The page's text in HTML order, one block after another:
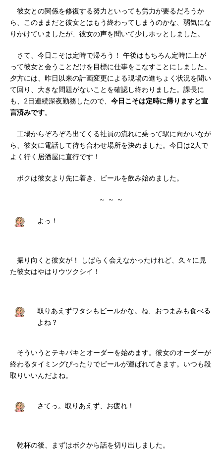
彼女との関係を修復する努力といっても労力が要るだろうか
ら、このままだと彼女とはもう終わってしまうのかな、弱気にな
りかけていましたが、彼女の声を聞いて少しホッとしました。
さて、今日こそは定時で帰ろう！ 午後はもちろん定時に上が
って彼女と会うことだけを目標に仕事をこなすことにしました。
夕方には、昨日以来の計画変更による現場の進ちょく状況を聞い
て回り、大きな問題がないことを確認し終わりました。課長に
も、2日連続深夜勤務したので、 今日こそは定時に帰りますと宣
言済みです。
工場からぞろぞろ出てくる社員の流れに乗って駅に向かいなが
ら、彼女に電話して待ち合わせ場所を決めました。今日は2人で
よく行く居酒屋に直行です！
ボクは彼女より先に着き、ビールを飲み始めました。
～ ～ ～
よっ！
振り向くと彼女が！ しばらく会えなかったけれど、久々に見
た彼女はやはりウツクシイ！
取りあえずワタシもビールかな。ね、おつまみも食べる
よね？
そういうとテキパキとオーダーを始めます。彼女のオーダーが
終わるタイミングぴったりでビールが運ばれてきます。いつも段
取りいいんだよね。
さてっ。取りあえず、お疲れ！
乾杯の後、まずはボクから話を切り出しました。